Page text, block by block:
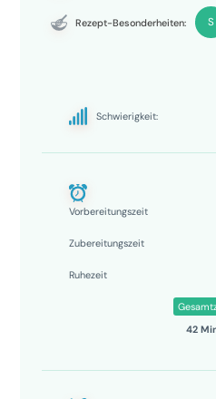
Rezept-Besonderheiten: S
Schwierigkeit:
Vorbereitungszeit
Zubereitungszeit
Ruhezeit
42